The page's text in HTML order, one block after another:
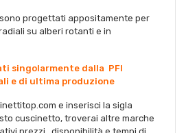
progettati appositamente per
su alberi rotanti e in
singolarmente dalla PFI
e di ultima produzione
e inserisci la sigla
cuscinetto, troverai altre marche